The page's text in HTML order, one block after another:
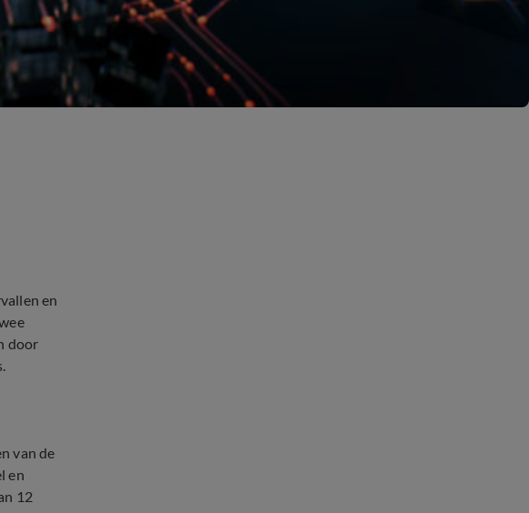
en
door
van de
en
12